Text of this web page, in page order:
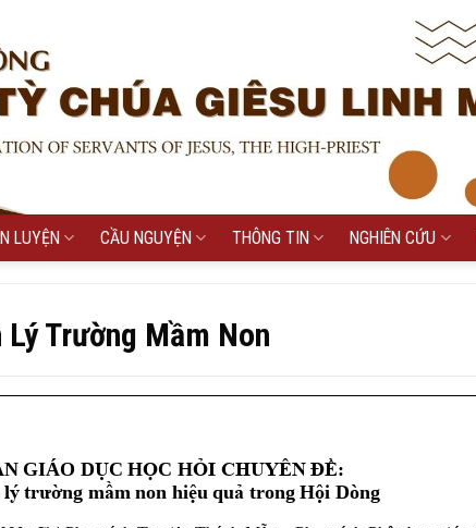
LUYỆN CẦU NGUYỆN THÔNG TIN NGHIÊN CỨU
Lý Trường Mầm Non